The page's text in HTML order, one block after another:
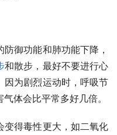
御功能和肺功能下降，
和散步，最好不要进行心
因为剧烈运动时，呼吸节
体会比平常多好几倍。
得毒性更大，如二氧化